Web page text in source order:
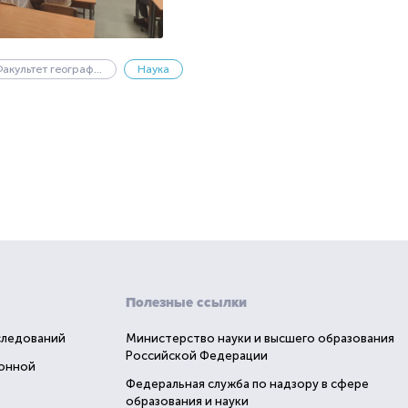
Факультет географии и геоэкологии Наука
Полезные ссылки
Министерство науки и высшего образования
Российской Федерации
Федеральная служба по надзору в сфере
образования и науки